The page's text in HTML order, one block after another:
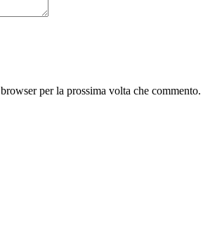
per la prossima volta che commento.